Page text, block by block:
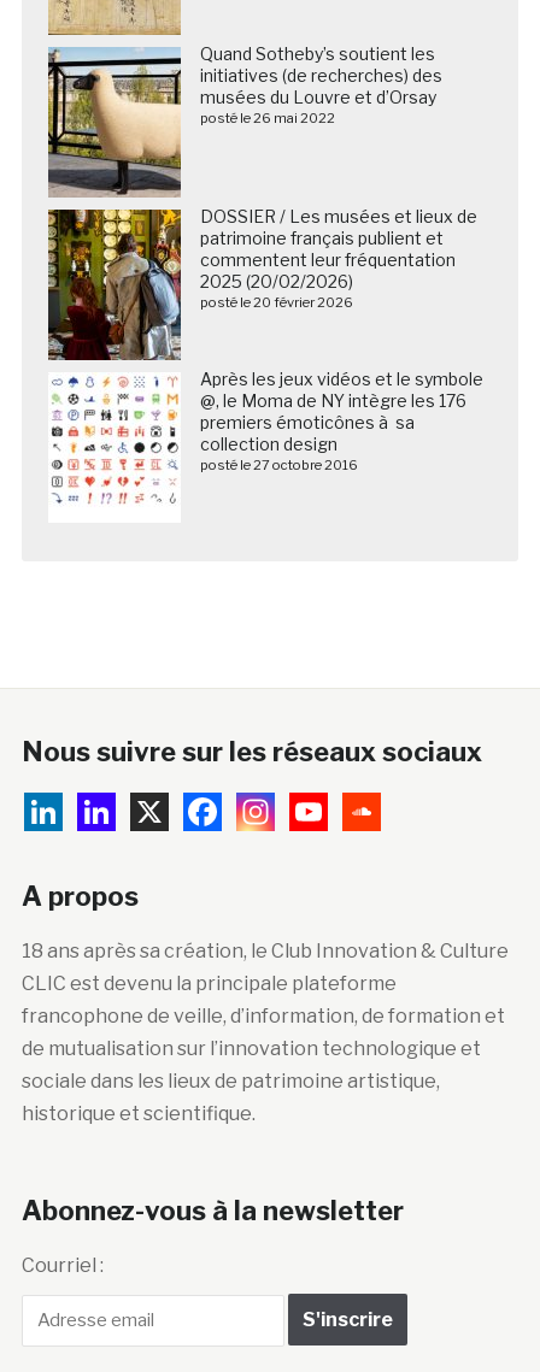
Quand Sotheby’s soutient les
initiatives (de recherches) des
musées du Louvre et d’Orsay
posté le 26 mai 2022
DOSSIER / Les musées et lieux de
patrimoine français publient et
commentent leur fréquentation
2025 (20/02/2026)
posté le 20 février 2026
Après les jeux vidéos et le symbole
@, le Moma de NY intègre les 176
premiers émoticônes à sa
collection design
posté le 27 octobre 2016
Nous suivre sur les réseaux sociaux
A propos
18 ans après sa création, le Club Innovation & Culture
CLIC est devenu la principale plateforme
francophone de veille, d’information, de formation et
de mutualisation sur l’innovation technologique et
sociale dans les lieux de patrimoine artistique,
historique et scientifique.
Abonnez-vous à la newsletter
Courriel :